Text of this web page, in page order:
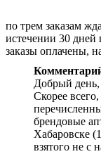
по трем заказам
истечении 30 дней
заказы оплачены,
Добрый
Скорее
брендовые
Хабаровске
взятого не с